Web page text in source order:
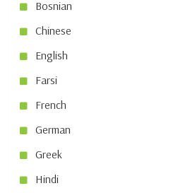
Bosnian
Chinese
English
Farsi
French
German
Greek
Hindi